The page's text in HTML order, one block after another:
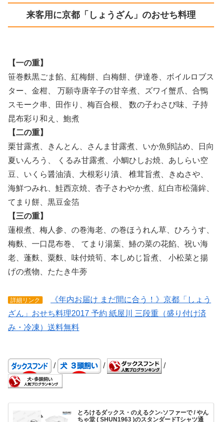
来客用に京都「しょうざん」のおせち料理
【一の重】
笹巻麩黒ごま餡、紅梅餅、白梅餅、伊達巻、ボイルロブス
ター、金柑、 万願寺唐辛子の甘辛煮、ズワイ蟹爪、合鴨
スモーク串、田作り、梅百合根、 数の子わさび味、子持
昆布彩り和え、鮑煮
【二の重】
栗甘露煮、きんとん、さんま甘露煮、いか魚卵詰め、日向
夏いんろう、 くるみ甘露煮、小鯛ひしお焼、あしらい空
豆、いくら醤油漬、大根彩り漬、 椎茸旨煮、きぬさや、
海鮮つみれ、鮭西京焼、杏子さわやか煮、紅白市松蒲鉾、
てまり餅、黒豆金箔
【三の重】
蓮根煮、梅人参、の巻海老、の巻ほうれん草、ひろうす、
梅麩、一口昆布巻、 てまり湯葉、鰆の菜の花餡、祝い海
老、蓬麩、粟麩、味付焼筍、本しめじ旨煮、 小松菜と揚
げの煮物、たたき牛蒡
詳細リンク
《年内お届け まだ間に合う！》京都「しょう
ざん」おせち料理2017 予約 紙屋川 三段重（盛り付け済
み・冷凍）送料無料
/ / /
とろけるダックス・のえるクン-ソファーで / やん
ちゃ堂 ( SHUN1963 )のスタンダードTシャツ通